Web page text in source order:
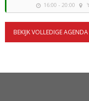
16:00 - 20:00
BEKIJK VOLLEDIGE AGENDA